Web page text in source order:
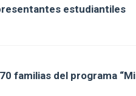
estudiantiles
familias del programa “Mi